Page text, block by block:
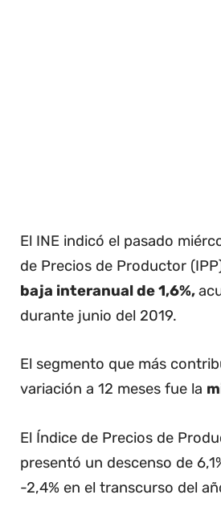
El INE indicó el pasado
de Precios de Productor
baja interanual de 1,6%,
durante junio del 2019.
El segmento que más
variación a 12 meses fue la
El Índice de Precios de
presentó un descenso de
-2,4% en el transcurso del